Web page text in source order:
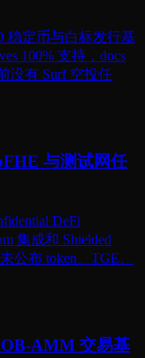
稳定币与白标发行基
100% 支持，docs
没有 Surf 空投任
与测试网任
DeFi
集成和 Shielded
公布 token、TGE、
AMM 交易基